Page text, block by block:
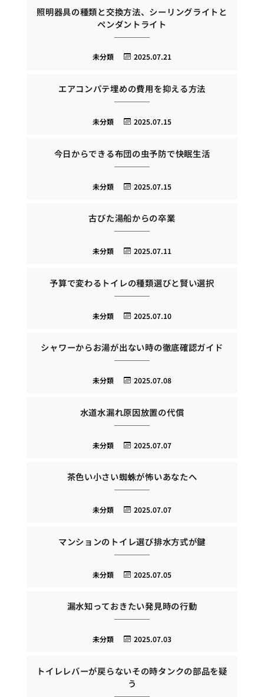
照明器具の種類と交換方法、シーリングライトと
ペンダントライト
2025.07.21
未分類
エアコンパテ埋めの費用を抑える方法
2025.07.15
未分類
今日からできる布団の虫予防で快眠生活
2025.07.15
未分類
古びた湯船からの卒業
2025.07.11
未分類
予算で変わるトイレの種類選びと賢い選択
2025.07.10
未分類
シャワーからお湯が出ない時の徹底確認ガイド
2025.07.08
未分類
水道水漏れ原因放置の代償
2025.07.07
未分類
茶色い小さい蜘蛛が怖いあなたへ
2025.07.07
未分類
マンションのトイレ選び排水方式が鍵
2025.07.05
未分類
漏水知っておきたい発見時の行動
2025.07.03
未分類
トイレレバーが戻らないその時タンクの部品を疑
う